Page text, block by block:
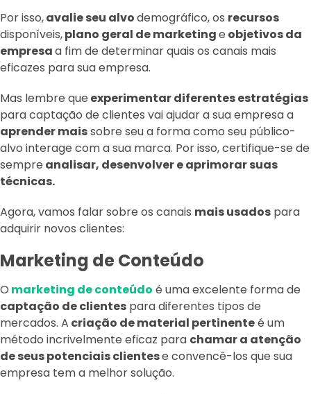
Por isso,avalie seu alvodemográfico, os recursos
disponíveis,plano geral de marketinge objetivos da
empresaa fim de determinar quais os canais mais
eficazes para sua empresa.
Mas lembre que experimentar diferentes estratégias
para captação de clientes vai ajudar a sua empresa a
aprender maissobre seu a forma como seu público-
alvo interage com a sua marca. Por isso, certifique-se de
sempre analisar, desenvolver e aprimorar suas
técnicas.
Agora, vamos falar sobre os canais mais usados para
adquirir novos clientes:
Marketing de Conteúdo
O marketing de conteúdo é uma excelente forma de
captação de clientes para diferentes tipos de
mercados. A criação de material pertinenteé um
método incrivelmente eficaz para chamar a atenção
de seus potenciais clientese convencê-los que sua
empresa tem a melhor solução.